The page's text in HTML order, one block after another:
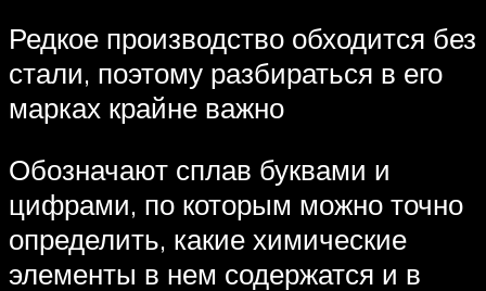
Редкое производство обходится без
стали, поэтому разбираться в его
марках крайне важно
Обозначают сплав буквами и
цифрами, по которым можно точно
определить, какие химические
элементы в нем содержатся и в